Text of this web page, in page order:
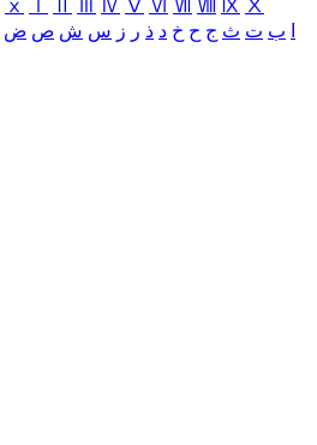
ⅹ Ⅳ Ⅴ Ⅵ Ⅶ Ⅷ Ⅸ Ⅹ
ب ت ث ج ح خ د ذ ر ز س ش ص ض